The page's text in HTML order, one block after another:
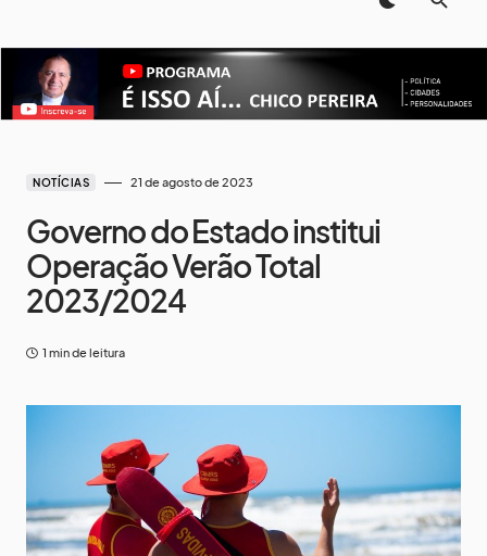
NOTÍCIAS 21 de agosto de 2023
Governo do Estado institui
Operação Verão Total
2023/2024
1 min de leitura